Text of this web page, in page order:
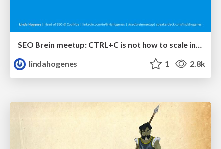
SEO Brein meetup: CTRL+C is not how to scale international SEO
lindahogenes
1 2.8k